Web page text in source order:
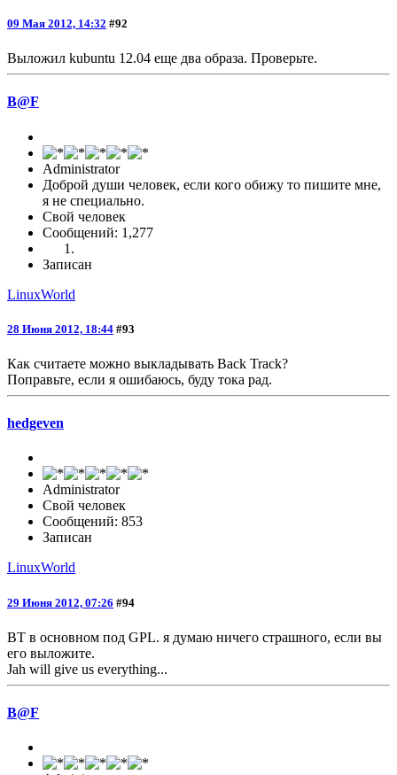
09 Мая 2012, 14:32 #92
Выложил kubuntu 12.04 еще два образа. Проверьте.
B@F
Administrator
Доброй души человек, если кого обижу то пишите мне,
я не специально.
Свой человек
Сообщений: 1,277
Записан
LinuxWorld
28 Июня 2012, 18:44 #93
Как считаете можно выкладывать Back Track?
Поправьте, если я ошибаюсь, буду тока рад.
hedgeven
Administrator
Свой человек
Сообщений: 853
Записан
LinuxWorld
29 Июня 2012, 07:26 #94
BT в основном под GPL. я думаю ничего страшного, если вы
его выложите.
Jah will give us everything...
B@F